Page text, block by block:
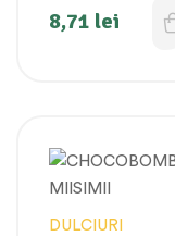
8,71 lei
DULCIURI